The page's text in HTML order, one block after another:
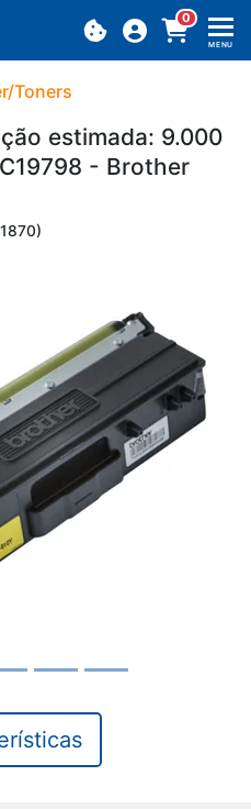
0
MENU
Toners
es­ti­mada: 9.000
- Brother